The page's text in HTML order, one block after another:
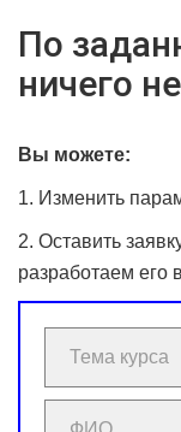
По
ничего
Вы можете:
1. Изменить
2. Оставить
разработаем его